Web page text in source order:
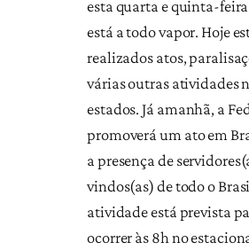
esta quarta e quinta-feira
está a todo vapor. Hoje
realizados atos,
várias outras atividades
estados. Já amanhã, a
promoverá um ato em
a presença de
vindos(as) de todo o
atividade está prevista
ocorrer às 8h no